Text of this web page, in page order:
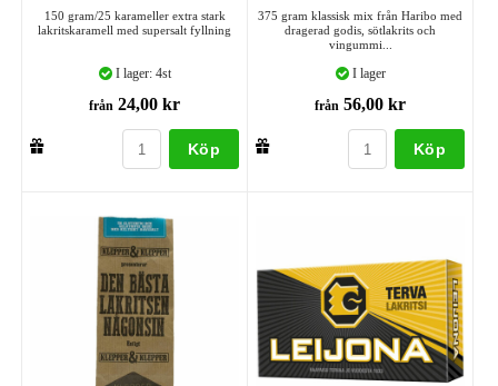
150 gram/25 karameller extra stark
lakritskaramell med supersalt fyllning
I lager: 4st
från 24,00 kr
Köp
375 gram klassisk mix från Haribo med
dragerad godis, sötlakrits och
vingummi...
I lager
från 56,00 kr
Köp